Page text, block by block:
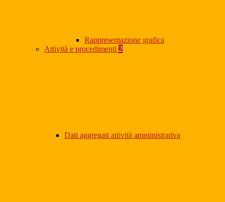
Rappresentazione grafica
Attività e procedimenti 2
Dati aggregati attività amministrativa